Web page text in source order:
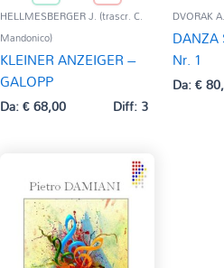
HELLMESBERGER J. (trascr. C.
Mandonico)
KLEINER ANZEIGER –
GALOPP
Da:€68,00 Diff: 3
DVORAK
DANZA
Nr. 1
Da:€